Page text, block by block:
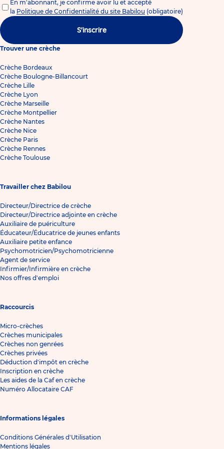
En m'abonnant, je confirme avoir lu et accepté
la Politique de Confidentialité du site Babilou (obligatoire)
S'inscrire
Trouver une crèche
Crèche Bordeaux
Crèche Boulogne-Billancourt
Crèche Lille
Crèche Lyon
Crèche Marseille
Crèche Montpellier
Crèche Nantes
Crèche Nice
Crèche Paris
Crèche Rennes
Crèche Toulouse
Travailler chez Babilou
Directeur/Directrice de crèche
Directeur/Directrice adjointe en crèche
Auxiliaire de puériculture
Éducateur/Éducatrice de jeunes enfants
Auxiliaire petite enfance
Psychomotricien/Psychomotricienne
Agent de service
Infirmier/Infirmière en crèche
Nos offres d'emploi
Raccourcis
Micro-crèches
Crèches municipales
Crèches non genrées
Crèches privées
Déduction d'impôt en crèche
Inscription en crèche
Les aides de la Caf en crèche
Numéro Allocataire CAF
Informations légales
Conditions Générales d'Utilisation
Mentions légales